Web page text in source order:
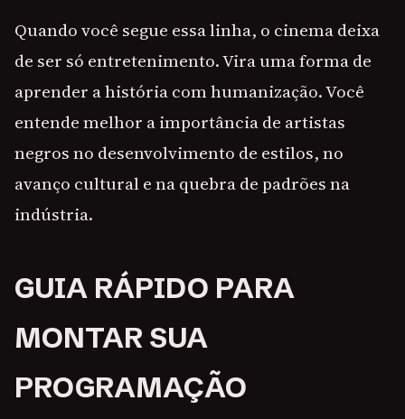
Quando você segue essa linha, o cinema deixa
de ser só entretenimento. Vira uma forma de
aprender a história com humanização. Você
entende melhor a importância de artistas
negros no desenvolvimento de estilos, no
avanço cultural e na quebra de padrões na
indústria.
GUIA RÁPIDO PARA
MONTAR SUA
PROGRAMAÇÃO